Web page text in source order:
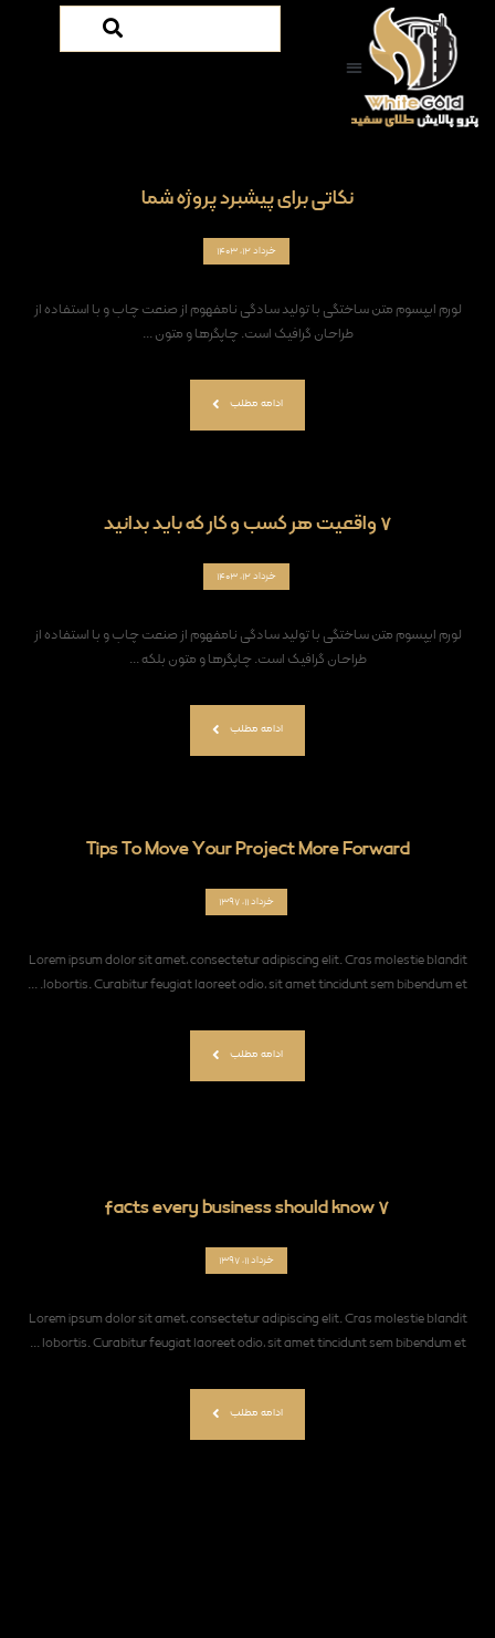
نکاتی برای پیشبرد پروژه شما
خرداد ۱۲, ۱۴۰۳
لورم ایپسوم متن ساختگی با تولید سادگی نامفهوم از صنعت چاپ و با استفاده از
طراحان گرافیک است. چاپگرها و متون ...
ادامه مطلب
۷ واقعیت هر کسب و کار که باید بدانید
خرداد ۱۲, ۱۴۰۳
لورم ایپسوم متن ساختگی با تولید سادگی نامفهوم از صنعت چاپ و با استفاده از
طراحان گرافیک است. چاپگرها و متون بلکه ...
ادامه مطلب
Tips To Move Your Project More Forward
خرداد ۱۱, ۱۳۹۷
Lorem ipsum dolor sit amet, consectetur adipiscing elit. Cras molestie blandit
lobortis. Curabitur feugiat laoreet odio, sit amet tincidunt sem bibendum et. ...
ادامه مطلب
۷ facts every business should know
خرداد ۱۱, ۱۳۹۷
Lorem ipsum dolor sit amet, consectetur adipiscing elit. Cras molestie blandit
lobortis. Curabitur feugiat laoreet odio, sit amet tincidunt sem bibendum et ...
ادامه مطلب